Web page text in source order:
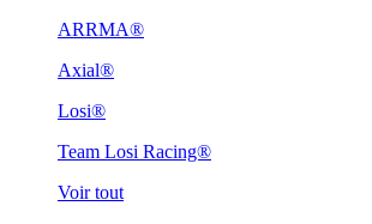
ARRMA®
Axial®
Losi®
Team Losi Racing®
Voir tout